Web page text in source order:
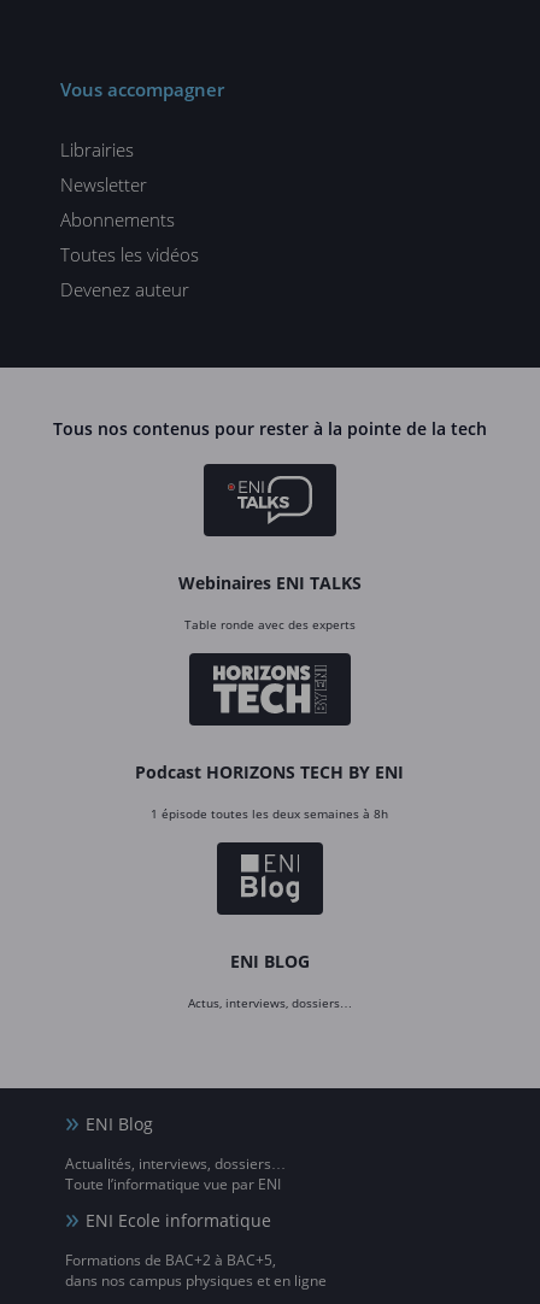
Vous accompagner
Librairies
Newsletter
Abonnements
Toutes les vidéos
Devenez auteur
Tous nos contenus pour rester à la pointe de la tech
Webinaires ENI TALKS
Table ronde avec des experts
Podcast HORIZONS TECH BY ENI
1 épisode toutes les deux semaines à 8h
ENI BLOG
Actus, interviews, dossiers…
ENI Blog
Actualités, interviews, dossiers…
Toute l’informatique vue par ENI
ENI Ecole informatique
Formations de BAC+2 à BAC+5,
dans nos campus physiques et en ligne